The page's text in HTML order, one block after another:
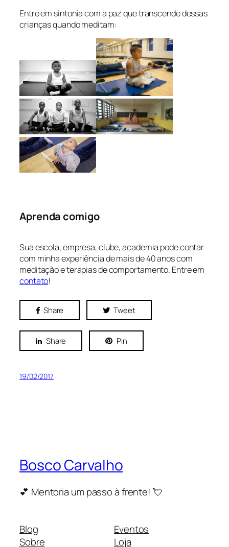
Entre em sintonia com a paz que transcende dessas
crianças quando meditam:
Aprenda comigo
Sua escola, empresa, clube, academia pode contar
com minha experiência de mais de 40 anos com
meditação e terapias de comportamento. Entre em
contato!
Share Tweet
Share Pin
19/02/2017
Bosco Carvalho
💕 Mentoria um passo à frente! 💘
Blog
Sobre
Eventos
Loja